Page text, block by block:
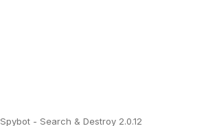
Spybot - Search & Destroy 2.0.12